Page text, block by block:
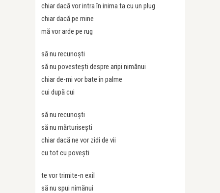
chiar dacă vor intra în inima ta cu un plug
chiar dacă pe mine
mă vor arde pe rug
să nu recunoști
să nu povestești despre aripi nimănui
chiar de-mi vor bate în palme
cui după cui
să nu recunoști
să nu mărturisești
chiar dacă ne vor zidi de vii
cu tot cu povești
te vor trimite-n exil
să nu spui nimănui